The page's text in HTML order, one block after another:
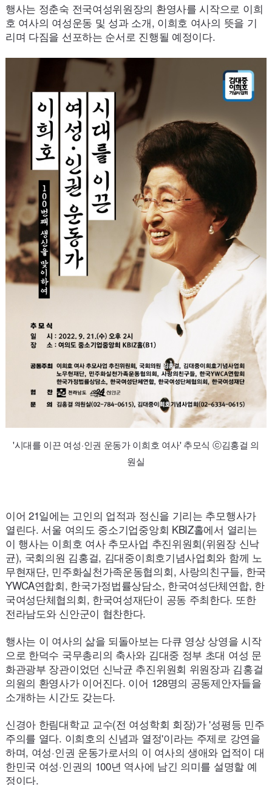
행사는 정춘숙 전국여성위원장의 환영사를 시작으로 이희
호 여사의 여성운동 및 성과 소개, 이희호 여사의 뜻을 기
리며 다짐을 선포하는 순서로 진행될 예정이다.
'시대를 이끈 여성·인권 운동가 이희호 여사' 추모식 ⓒ김홍걸 의
원실
이어21일에는 고인의 업적과 정신을 기리는 추모행사가
열린다. 서울 여의도 중소기업중앙회 KBIZ홀에서 열리는
이 행사는 이희호 여사 추모사업 추진위원회(위원장 신낙
균), 국회의원 김홍걸, 김대중이희호기념사업회와 함께 노
무현재단, 민주화실천가족운동협의회, 사랑의친구들, 한국
YWCA연합회, 한국가정법률상담소, 한국여성단체연합, 한
국여성단체협의회, 한국여성재단이 공동 주최한다. 또한
전라남도와 신안군이 협찬한다.
행사는 이 여사의 삶을 되돌아보는 다큐 영상 상영을 시작
으로 한덕수 국무총리의 축사와 김대중 정부 초대 여성 문
화관광부 장관이었던 신낙균 추진위원회 위원장과 김홍걸
의원의 환영사가 이어진다. 이어 128명의 공동제안자들을
소개하는 시간도 갖는다.
신경아 한림대학교 교수(전 여성학회 회장)가 '성평등 민주
주의를 열다. 이희호의 신념과 열정'이라는 주제로 강연을
하며, 여성·인권 운동가로서의 이 여사의 생애와 업적이 대
한민국 여성·인권의 100년 역사에 남긴 의미를 설명할 예
정이다.